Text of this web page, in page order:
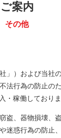
ご案内
その他
」）および当社
法行為の防止の
・稼働しておりま
盗、器物損壊、
迷惑行為の防止